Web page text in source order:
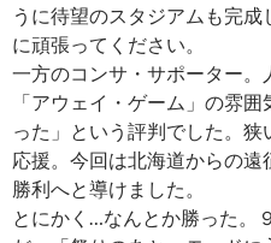
うに待望のスタジアムも完
に頑張ってください。
一方のコンサ・サポーター
「アウェイ・ゲーム」の雰
った」という評判でした。
応援。今回は北海道からの
勝利へと導けました。
とにかく…なんとか勝った。